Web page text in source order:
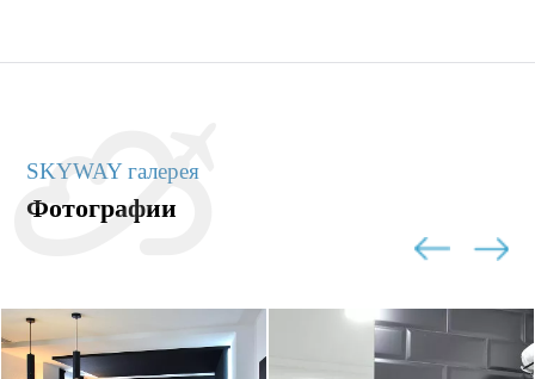
SKYWAY галерея
Фотографии